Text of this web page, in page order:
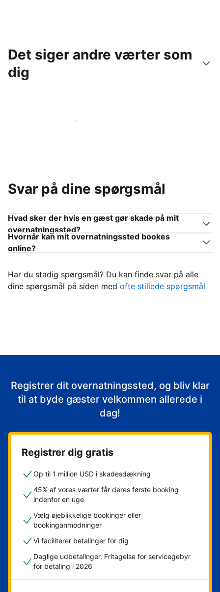
Det siger andre værter som
dig
Slut dig til andre værter som dig
Svar på dine spørgsmål
Hvad sker der hvis en gæst gør skade på mit
overnatningssted?
Hvornår kan mit overnatningssted bookes
online?
Har du stadig spørgsmål? Du kan finde svar på alle
dine spørgsmål på siden med ofte stillede spørgsmål
Begynd at tage imod gæster
Registrer dit overnatningssted, og bliv klar
til at byde gæster velkommen allerede i
dag!
Registrer dig gratis
Op til 1 million USD i skadesdækning
45% af vores værter får deres første booking
indenfor en uge
Vælg øjeblikkelige bookinger eller
bookinganmodninger
Vi faciliterer betalinger for dig
Daglige udbetalinger. Fritagelse for servicegebyr
for betaling i 2026